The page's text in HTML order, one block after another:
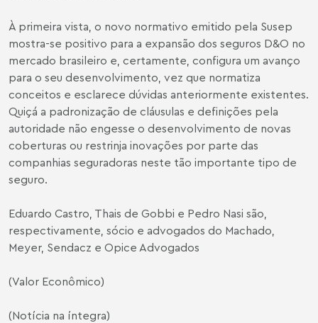
À primeira vista, o novo normativo emitido pela Susep
mostra-se positivo para a expansão dos seguros D&O no
mercado brasileiro e, certamente, configura um avanço
para o seu desenvolvimento, vez que normatiza
conceitos e esclarece dúvidas anteriormente existentes.
Quiçá a padronização de cláusulas e definições pela
autoridade não engesse o desenvolvimento de novas
coberturas ou restrinja inovações por parte das
companhias seguradoras neste tão importante tipo de
seguro.
Eduardo Castro, Thais de Gobbi e Pedro Nasi são,
respectivamente, sócio e advogados do Machado,
Meyer, Sendacz e Opice Advogados
(Valor Econômico)
(Notícia na íntegra)